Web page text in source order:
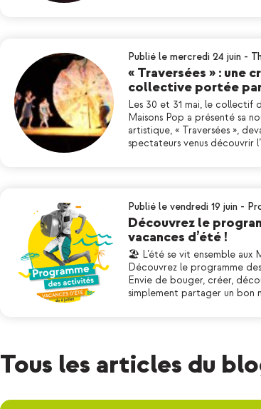
Publié le mercredi 24 juin -
« Traversées » : une
collective portée
Les 30 et 31 mai, le collectif
Maisons Pop a présenté sa
artistique, « Traversées »,
spectateurs venus découvrir
Publié le vendredi 19 juin -
Découvrez le
vacances d’été !
🏖 L’été se vit ensemble aux
Découvrez le programme
Envie de bouger, créer,
simplement partager un bon
Tous les articles du